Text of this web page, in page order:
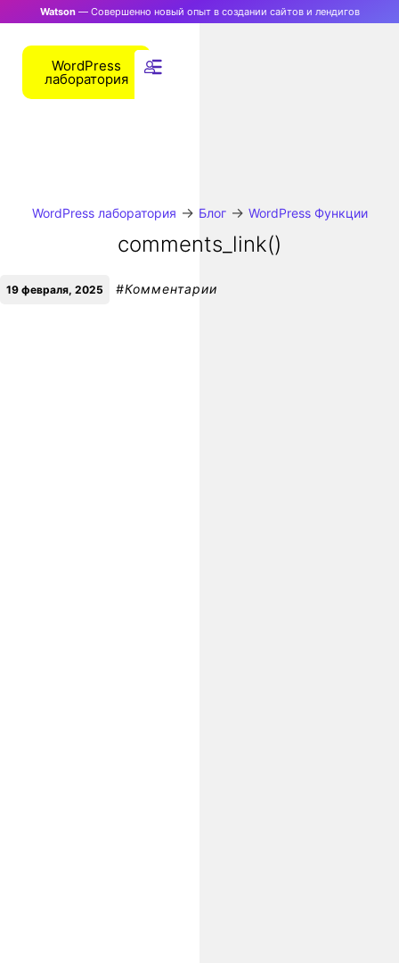
Watson— Совершенно новый опыт в создании сайтов и лендигов
WordPress
лаборатория
WordPress лаборатория → Блог→ WordPress Функции
comments_link()
19 февраля, 2025 #Комментарии